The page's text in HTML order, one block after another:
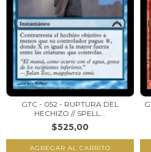
GTC - 052 - RUPTURA DEL
HECHIZO // SPELL...
$525,00